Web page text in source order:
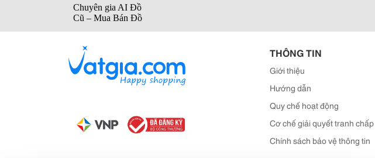
THÔNG TIN
Giới thiệu
Hướng dẫn
Quy chế hoạt động
Cơ chế giải quyết tranh chấp
Chính sách bảo vệ thông tin